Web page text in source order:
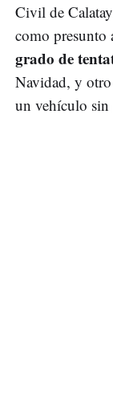
Civil de
como presunto
grado de
Navidad, y
un vehículo sin